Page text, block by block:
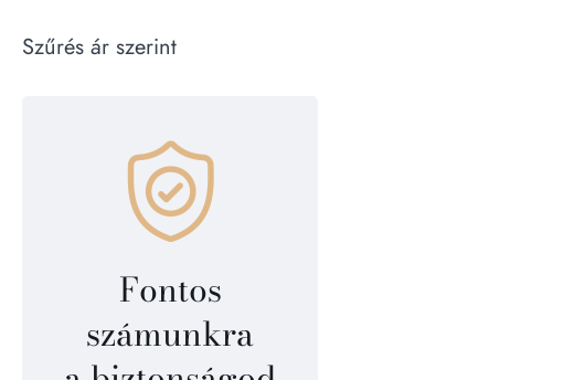
Szűrés ár szerint
Fontos
számunkra